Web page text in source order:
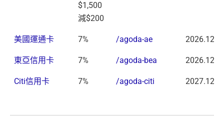
$1,500
減$200
美國運通卡 7% /agoda-ae
東亞信用卡 7% /agoda-bea
Citi信用卡 7% /agoda-citi